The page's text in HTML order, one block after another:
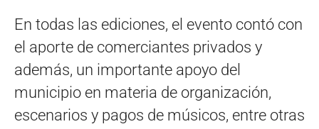
En todas las ediciones, el evento contó con
el aporte de comerciantes privados y
además, un importante apoyo del
municipio en materia de organización,
escenarios y pagos de músicos, entre otras